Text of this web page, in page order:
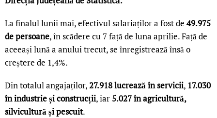
La finalul lunii mai, efectivul salariaților a fost de 49.975
de persoane, în scădere cu 7 față de luna aprilie. Față de
aceeași lună a anului trecut, se înregistrează însă o
creștere de 1,4%.
Din totalul angajaților,27.918 lucrează în servicii, 17.030
în industrie și construcții, iar 5.027 în agricultură,
silvicultură și pescuit.